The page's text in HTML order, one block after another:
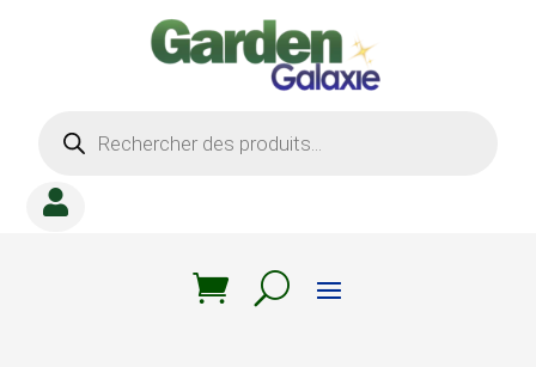
produits
